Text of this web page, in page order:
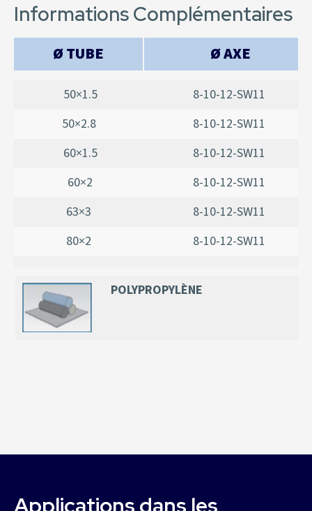
Informations Complémentaires
Ø TUBE Ø AXE
50×1.5
8-10-12-SW11
50×2.8
8-10-12-SW11
60×1.5
8-10-12-SW11
60×2
8-10-12-SW11
63×3
8-10-12-SW11
80×2
8-10-12-SW11
POLYPROPYLÈNE